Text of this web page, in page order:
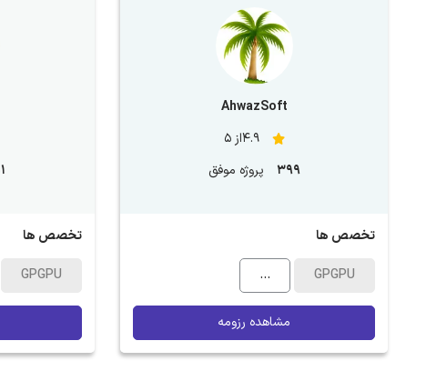
AhwazSoft
4.9از 5
399
پروژه موفق
تخصص ها
GPGPU
...
مشاهده رزومه
تخصص ها
GPGPU